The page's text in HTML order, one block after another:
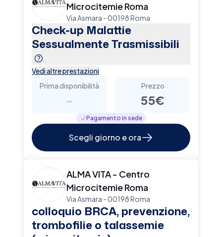
Microcitemie Roma
Via Asmara - 00198 Roma
Check-up Malattie
Sessualmente Trasmissibili
Vedi altre prestazioni
Prima disponibilità
-
Prezzo
55€
Pagamento in sede
Scegli giorno e ora
ALMA VITA - Centro
Microcitemie Roma
Via Asmara - 00198 Roma
colloquio BRCA, prevenzione,
trombofilie o talassemie